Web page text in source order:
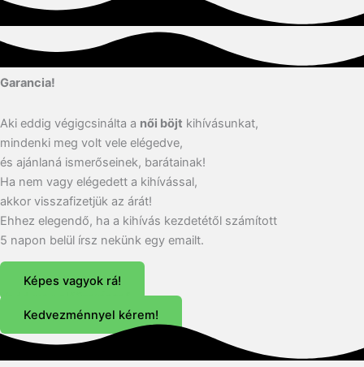
Garancia!
Aki eddig végigcsinálta a női böjt kihívásunkat,
mindenki meg volt vele elégedve,
és ajánlaná ismerőseinek, barátainak!
Ha nem vagy elégedett a kihívással,
akkor visszafizetjük az árát!
Ehhez elegendő, ha a kihívás kezdetétől számított
5 napon belül írsz nekünk egy emailt.
Képes vagyok rá!
Vedd meg előfizetéssel!
Kedvezménnyel kérem!